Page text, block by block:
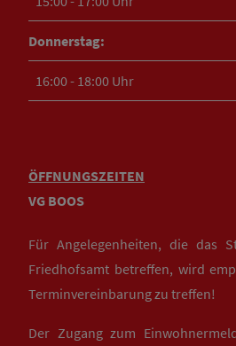
Donnerstag:
16:00 - 18:00 Uhr
ÖFFNUNGSZEITEN
VG BOOS
Für Angelegenheiten, die das
Friedhofsamt betreffen, wird
Terminvereinbarung zu treffen!
Der Zugang zum